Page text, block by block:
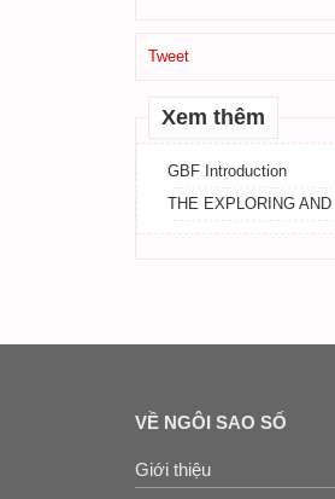
Tweet
Xem thêm
GBF Introduction
THE EXPLORING
VỀ NGÔI SAO SỐ
Giới thiệu